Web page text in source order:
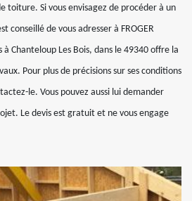
toiture. Si vous envisagez de procéder à un
conseillé de vous adresser à FROGER
à Chanteloup Les Bois, dans le 49340 offre la
Pour plus de précisions sur ses conditions
le. Vous pouvez aussi lui demander
Le devis est gratuit et ne vous engage